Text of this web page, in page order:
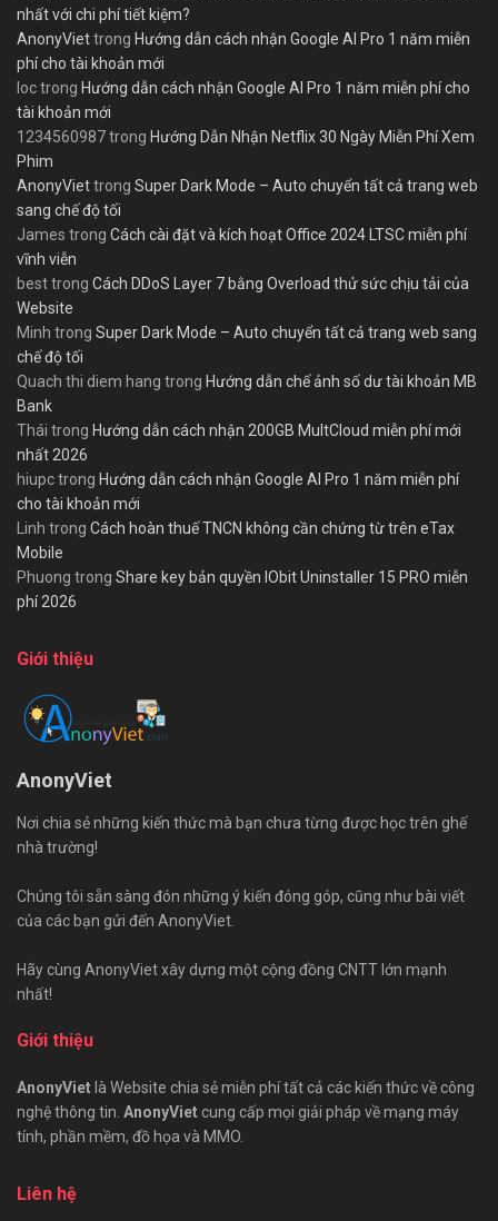
nhất với chi phí tiết kiệm?
AnonyViettrong Hướng dẫn cách nhận Google AI Pro 1 năm miễn
phí cho tài khoản mới
loctrong Hướng dẫn cách nhận Google AI Pro 1 năm miễn phí cho
tài khoản mới
1234560987trong Hướng Dẫn Nhận Netflix 30 Ngày Miễn Phí Xem
Phim
AnonyViettrong Super Dark Mode – Auto chuyển tất cả trang web
sang chế độ tối
James trong Cách cài đặt và kích hoạt Office 2024 LTSC miễn phí
vĩnh viễn
besttrong Cách DDoS Layer 7 bằng Overload thử sức chịu tải của
Website
Minh trong Super Dark Mode – Auto chuyển tất cả trang web sang
chế độ tối
Quach thi diem hang trong Hướng dẫn chế ảnh số dư tài khoản MB
Bank
Thái trong Hướng dẫn cách nhận 200GB MultCloud miễn phí mới
nhất 2026
hiupctrong Hướng dẫn cách nhận Google AI Pro 1 năm miễn phí
cho tài khoản mới
Linh trong Cách hoàn thuế TNCN không cần chứng từ trên eTax
Mobile
Phuong trong Share key bản quyền IObit Uninstaller 15 PRO miễn
phí 2026
Giới thiệu
AnonyViet
Nơi chia sẻ những kiến thức mà bạn chưa từng được học trên ghế
nhà trường!
Chúng tôi sẵn sàng đón những ý kiến đóng góp, cũng như bài viết
của các bạn gửi đến AnonyViet.
Hãy cùng AnonyViet xây dựng một cộng đồng CNTT lớn mạnh
nhất!
Giới thiệu
AnonyViet là Website chia sẻ miễn phí tất cả các kiến thức về công
nghệ thông tin. AnonyViet cung cấp mọi giải pháp về mạng máy
tính, phần mềm, đồ họa và MMO.
Liên hệ